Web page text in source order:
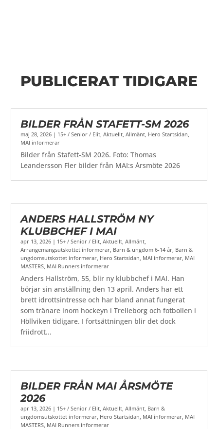
PUBLICERAT TIDIGARE
BILDER FRÅN STAFETT-SM 2026
maj 28, 2026 | 15+ / Senior / Elit,Aktuellt,Allmänt, Hero Startsidan,
MAI informerar
Bilder från Stafett-SM 2026. Foto: Thomas
Leandersson Fler bilder från MAI:s Årsmöte 2026
ANDERS HALLSTRÖM NY
KLUBBCHEF I MAI
apr 13, 2026 | 15+ / Senior / Elit,Aktuellt,Allmänt,
Arrangemangsutskottet informerar, Barn & ungdom 6-14 år, Barn &
ungdomsutskottet informerar, Hero Startsidan, MAI informerar, MAI
MASTERS, MAI Runners informerar
Anders Hallström, 55, blir ny klubbchef i MAI. Han
börjar sin anställning den 13 april. Anders har ett
brett idrottsintresse och har bland annat fungerat
som tränare inom hockeyn i Trelleborg och fotbollen i
Höllviken tidigare. I fortsättningen blir det dock
friidrott...
BILDER FRÅN MAI ÅRSMÖTE
2026
apr 13, 2026 | 15+ / Senior / Elit ,Aktuellt ,Allmänt Barn &
ungdomsutskottet informerar Hero Startsidan MAI informerar MAI
MASTERS MAI Runners informerar